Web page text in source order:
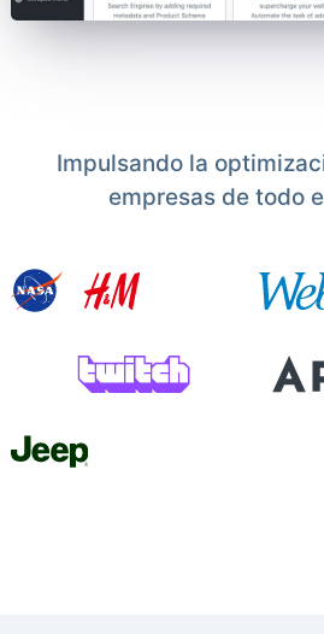
Impulsando la
empresas de todo